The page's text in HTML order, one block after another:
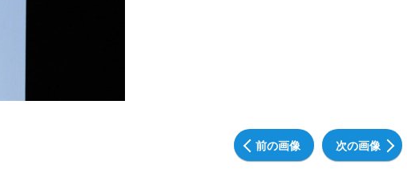
前の画像 次の画像